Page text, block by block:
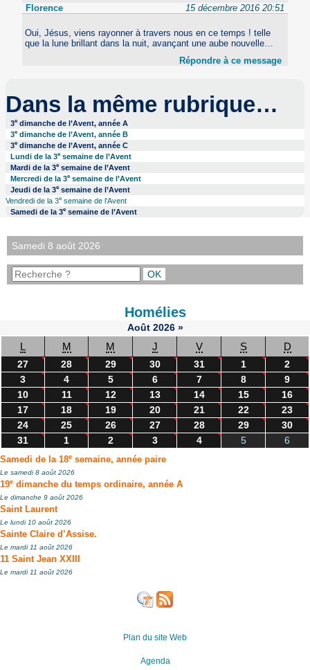
Florence
15 décembre 2016 20:51
Oui, Jésus, viens rayonner à travers nous en ce temps ! telle
que la lune brillant dans la nuit, avançant une aube nouvelle…
Répondre à ce message
Dans la même rubrique…
3e dimanche de l’Avent, année A
3edimanche de l’Avent, année B
3e dimanche de l’Avent, année C
Lundi de la 3esemaine de l’Avent
Mardi de la 3e semaine de l’Avent
Mercredi de la 3esemaine de l’Avent
Jeudi de la 3e semaine de l’Avent
Vendredi de la 3esemaine de l’Avent
Samedi de la 3e semaine de l’Avent
Samedi 8 août 2026
Homélies
Août 2026 »
L M M J V S D
27 28 29 30 31 1
2
3
4 5 6 7 8
9
10
11 12 13 14 15
16
17
18 19 20 21 22
23
24
25 26 27 28 29
30
31
1 2 3 4 5 6
Samedi de la 18e semaine, année paire
Le samedi 8 août 2026
19e dimanche du temps ordinaire, année A
Le dimanche 9 août 2026
Saint Laurent
Le lundi 10 août 2026
Sainte Claire d’Assise.
Le mardi 11 août 2026
11 Saint Jean XXIII
Le mardi 11 août 2026
Plan du site Web
Agenda